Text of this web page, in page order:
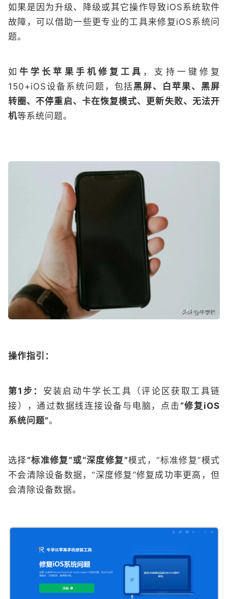
如果是因为升级、降级或其它操作导致iOS系统软件
故障，可以借助一些更专业的工具来修复iOS系统问
题。
如牛学长苹果手机修复工具 ，支持一键修复
150+iOS设备系统问题，包括黑屏、白苹果、黑屏
转圈、不停重启、卡在恢复模式、更新失败、无法开
机等系统问题。
操作指引：
第1步： 安装启动牛学长工具（评论区获取工具链
接），通过数据线连接设备与电脑，点击 “修复iOS
系统问题”。
选择“标准修复”或“深度修复”模式，“标准修复”模式
不会清除设备数据，“深度修复”修复成功率更高，但
会清除设备数据。